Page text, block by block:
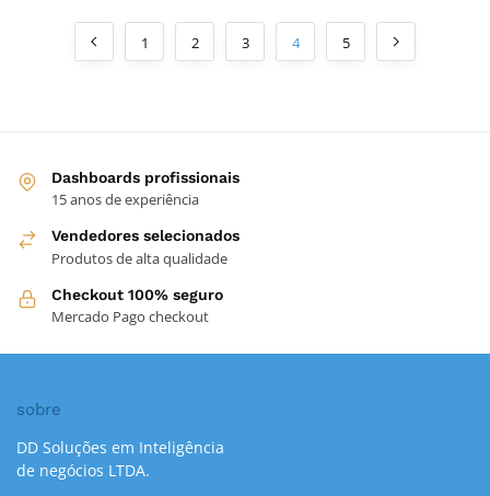
1 2 3 4 5
Dashboards profissionais
15 anos de experiência
Vendedores selecionados
Produtos de alta qualidade
Checkout 100% seguro
Mercado Pago checkout
sobre
DD Soluções em Inteligência
de negócios LTDA.